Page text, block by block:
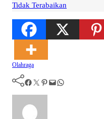
Tidak Terabaikan
Olahraga
Facebook Twitter Pinterest Mail WhatsApp